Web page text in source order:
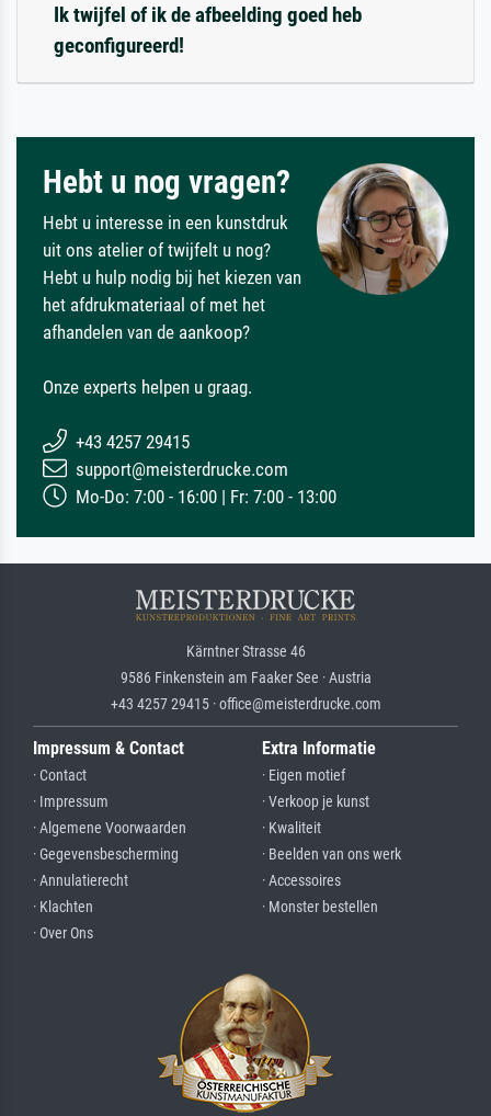
Ik twijfel of ik de afbeelding goed heb
geconfigureerd!
Hebt u nog vragen?
Hebt u interesse in een kunstdruk
uit ons atelier of twijfelt u nog?
Hebt u hulp nodig bij het kiezen van
het afdrukmateriaal of met het
afhandelen van de aankoop?
Onze experts helpen u graag.
+43 4257 29415
support@meisterdrucke.com
Mo-Do: 7:00 - 16:00 | Fr: 7:00 - 13:00
Kärntner Strasse 46
9586 Finkenstein am Faaker See · Austria
+43 4257 29415 · office@meisterdrucke.com
Impressum & Contact
· Contact
· Impressum
· Algemene Voorwaarden
· Gegevensbescherming
· Annulatierecht
· Klachten
· Over Ons
Extra Informatie
· Eigen motief
· Verkoop je kunst
· Kwaliteit
· Beelden van ons werk
· Accessoires
· Monster bestellen